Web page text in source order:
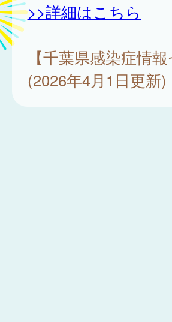
>>詳細はこちら
【千葉県感染症情
(2026年4月1日更新)